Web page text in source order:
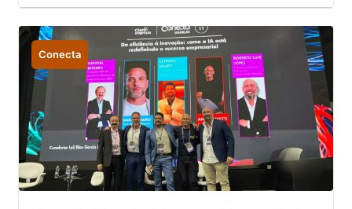
com o público e inspiram estratégias
para o varejo
Conecta